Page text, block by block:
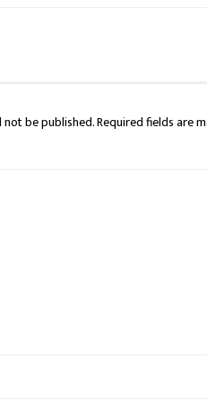
not be published.Required fields are